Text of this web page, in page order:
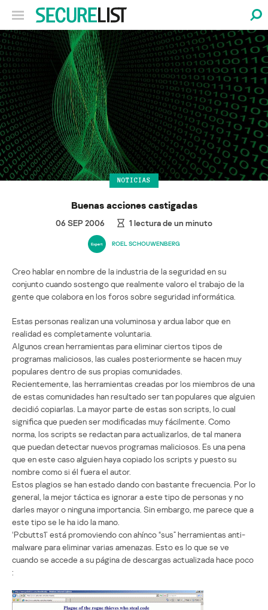
NOTICIAS
Buenas acciones castigadas
06 SEP 2006 1 lectura de un minuto
ROEL SCHOUWENBERG
Creo hablar en nombre de la industria de la seguridad en su
conjunto cuando sostengo que realmente valoro el trabajo de la
gente que colabora en los foros sobre seguridad informática.
Estas personas realizan una voluminosa y ardua labor que en
realidad es completamente voluntaria.
Algunos crean herramientas para eliminar ciertos tipos de
programas maliciosos, las cuales posteriormente se hacen muy
populares dentro de sus propias comunidades.
Recientemente, las herramientas creadas por los miembros de una
de estas comunidades han resultado ser tan populares que alguien
decidió copiarlas. La mayor parte de estas son scripts, lo cual
significa que pueden ser modificadas muy fácilmente. Como
norma, los scripts se redactan para actualizarlos, de tal manera
que puedan detectar nuevos programas maliciosos. Es una pena
que en este caso alguien haya copiado los scripts y puesto su
nombre como si él fuera el autor.
Estos plagios se han estado dando con bastante frecuencia. Por lo
general, la mejor táctica es ignorar a este tipo de personas y no
darles mayor o ninguna importancia. Sin embargo, me parece que a
este tipo se le ha ido la mano.
‘Pcbutts1’ está promoviendo con ahínco “sus” herramientas anti-
malware para eliminar varias amenazas. Esto es lo que se ve
cuando se accede a su página de descargas actualizada hace poco
: